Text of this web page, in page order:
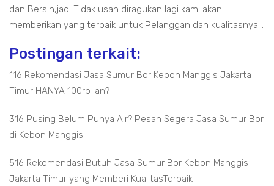
dan Bersih,jadi Tidak usah diragukan lagi kami akan
memberikan yang terbaik untuk Pelanggan dan kualitasnya...
Postingan terkait:
116 Rekomendasi Jasa Sumur Bor Kebon Manggis Jakarta
Timur HANYA 100rb-an?
316 Pusing Belum Punya Air? Pesan Segera Jasa Sumur Bor
di Kebon Manggis
516 Rekomendasi Butuh Jasa Sumur Bor Kebon Manggis
Jakarta Timur yang Memberi KualitasTerbaik